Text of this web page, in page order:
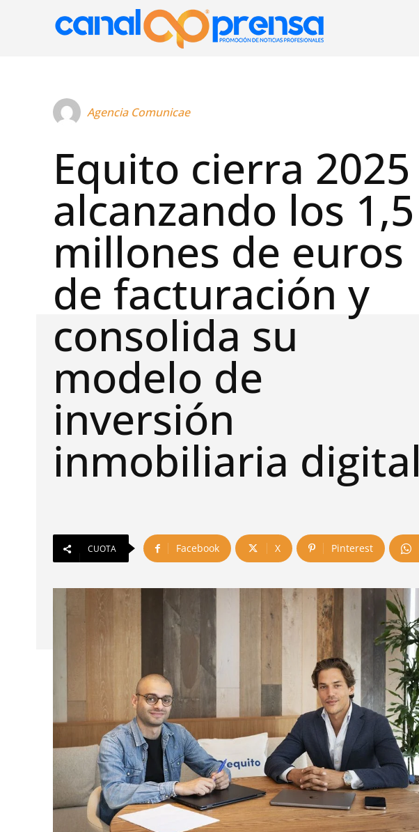
Agencia Comunicae
Equito cierra 2025
alcanzando los 1,5
millones de euros
de facturación y
consolida su
modelo de
inversión
inmobiliaria digital
CUOTA Facebook X Pinterest